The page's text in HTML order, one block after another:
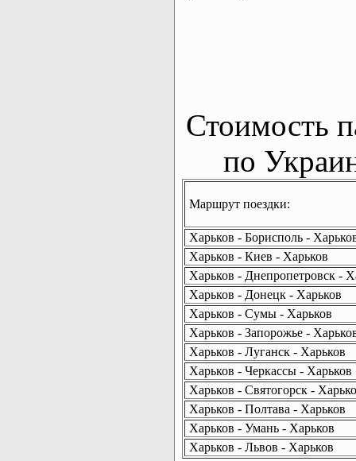
Стоимость
по
Маршрут поездки:
Харьков - Борисполь -
Харьков - Киев - Харьков
Харьков - Днепропетровск -
Харьков - Донецк - Харьков
Харьков - Сумы - Харьков
Харьков - Запорожье -
Харьков - Луганск - Харьков
Харьков - Черкассы - Харьков
Харьков - Святогорск -
Харьков - Полтава - Харьков
Харьков - Умань - Харьков
Харьков - Львов - Харьков